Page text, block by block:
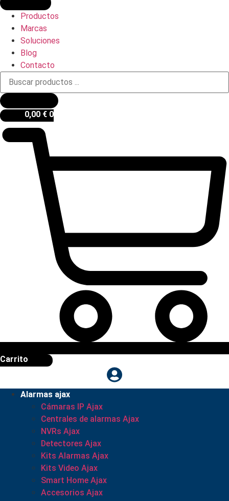
Productos
Marcas
Soluciones
Blog
Contacto
Búsqueda
productos
0,00 € 0
Carrito
Alarmas ajax
Cámaras IP Ajax
Centrales de alarmas Ajax
NVRs Ajax
Detectores Ajax
Kits Alarmas Ajax
Kits Video Ajax
Smart Home Ajax
Accesorios Ajax